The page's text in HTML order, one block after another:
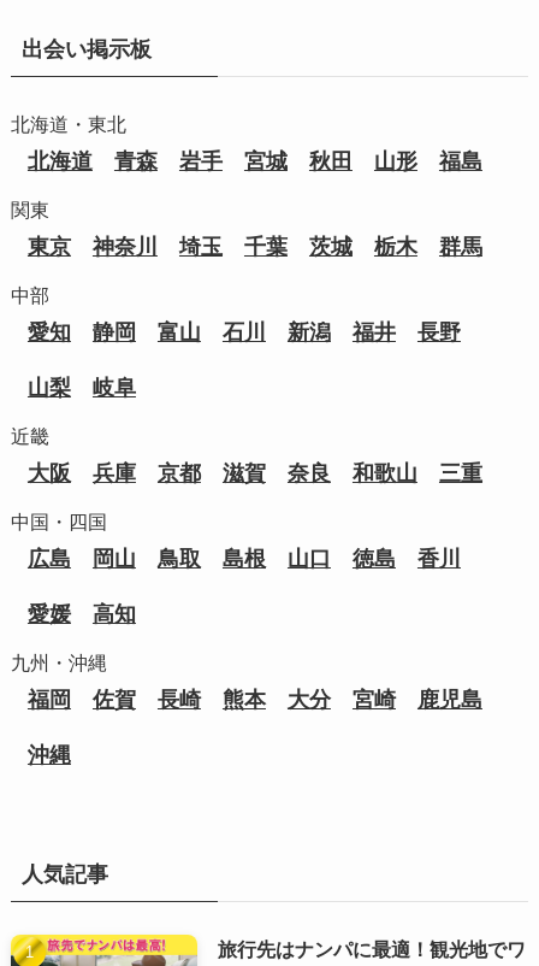
出会い掲示板
北海道・東北
北海道 青森 岩手 宮城 秋田 山形 福島
関東
東京 神奈川 埼玉 千葉 茨城 栃木 群馬
中部
愛知 静岡 富山 石川 新潟 福井 長野
山梨 岐阜
近畿
大阪 兵庫 京都 滋賀 奈良 和歌山 三重
中国・四国
広島 岡山 鳥取 島根 山口 徳島 香川
愛媛 高知
九州・沖縄
福岡 佐賀 長崎 熊本 大分 宮崎 鹿児島
沖縄
人気記事
旅行先はナンパに最適！観光地でワ